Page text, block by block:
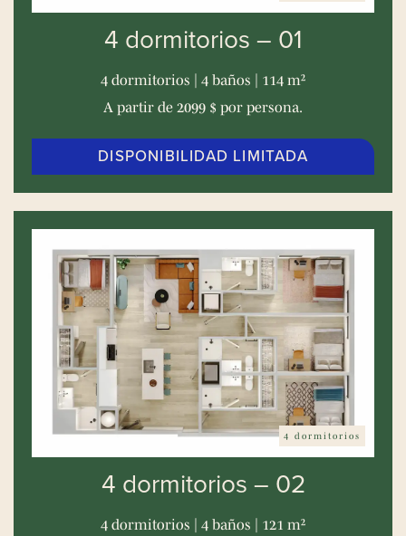
4 dormitorios – 01
4 dormitorios | 4 baños | 114 m²
A partir de 2099 $ por persona.
DISPONIBILIDAD LIMITADA
4 dormitorios
4 dormitorios – 02
4 dormitorios | 4 baños | 121 m²